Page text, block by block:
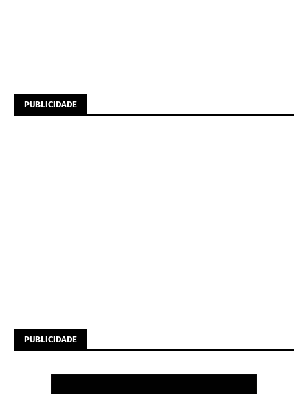
PUBLICIDADE
PUBLICIDADE